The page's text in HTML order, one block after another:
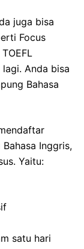
juga bisa
Focus
Anda bisa
Bahasa
Inggris,
Yaitu:
satu hari